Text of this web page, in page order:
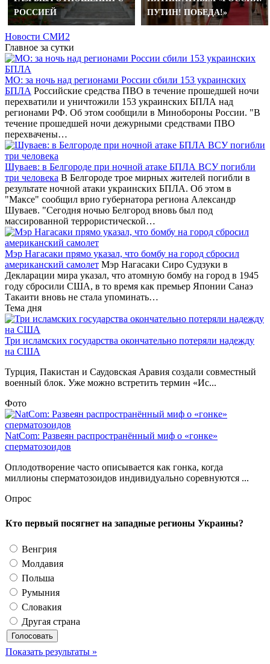
РОССИЕЙ
ПУТИН! ПОБЕДА!»
Новости СМИ2
Главное за сутки
МО: за ночь над регионами России сбили 153 украинских
БПЛА Российские средства ПВО в течение прошедшей ночи
перехватили и уничтожили 153 украинских БПЛА над
регионами РФ. Об этом сообщили в Минобороны России. "В
течение прошедшей ночи дежурными средствами ПВО
перехвачены…
Шуваев: в Белгороде при ночной атаке БПЛА ВСУ погибли
три человека В Белгороде трое мирных жителей погибли в
результате ночной атаки украинских БПЛА. Об этом в
"Максе" сообщил врио губернатора региона Александр
Шуваев. "Сегодня ночью Белгород вновь был под
массированной террористической…
Мэр Нагасаки прямо указал, что бомбу на город сбросил
американский самолет Мэр Нагасаки Сиро Судзуки в
Декларации мира указал, что атомную бомбу на город в 1945
году сбросили США, в то время как премьер Японии Санаэ
Такаити вновь не стала упоминать…
Тема дня
Три исламских государства окончательно потеряли надежду
на США
Турция, Пакистан и Саудовская Аравия создали совместный
военный блок. Уже можно встретить термин «Ис...
Фото
NatCom: Развеян распространённый миф о «гонке»
сперматозоидов
Оплодотворение часто описывается как гонка, когда
миллионы сперматозоидов индивидуально соревнуются ...
Опрос
Кто первый посягнет на западные регионы Украины?
Венгрия
Молдавия
Польша
Румыния
Словакия
Другая страна
Показать результаты »